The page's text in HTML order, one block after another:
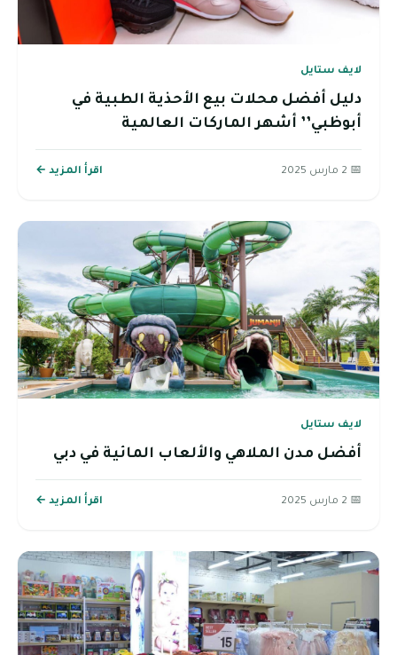
لايف ستايل
دليل أفضل محلات بيع الأحذية الطبية في
أبوظبي’’ أشهر الماركات العالمية
📅 2 مارس 2025 اقرأ المزيد ←
لايف ستايل
أفضل مدن الملاهي والألعاب المائية في دبي
📅 2 مارس 2025 اقرأ المزيد ←